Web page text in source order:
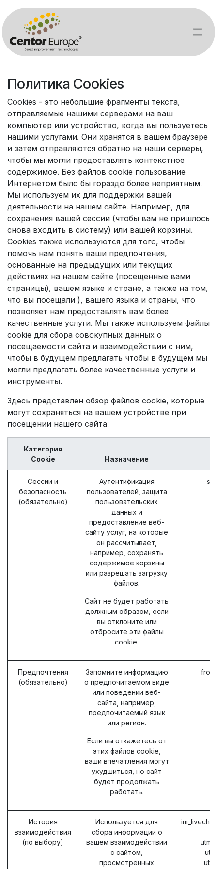
Перейти к содержимому
Политика Cookies
Cookies - это небольшие фрагменты текста,
отправляемые нашими серверами на ваш
компьютер или устройство, когда вы пользуетесь
нашими услугами. Они хранятся в вашем браузере
и затем отправляются обратно на наши серверы,
чтобы мы могли предоставлять контекстное
содержимое. Без файлов cookie пользование
Интернетом было бы гораздо более неприятным.
Мы используем их для поддержки вашей
деятельности на нашем сайте. Например, для
сохранения вашей сессии (чтобы вам не пришлось
снова входить в систему) или вашей корзины.
Cookies также используются для того, чтобы
помочь нам понять ваши предпочтения,
основанные на предыдущих или текущих
действиях на нашем сайте (посещенные вами
страницы), вашем языке и стране, а также на том,
что вы посещали ), вашего языка и страны, что
позволяет нам предоставлять вам более
качественные услуги. Мы также используем файлы
cookie для сбора совокупных данных о
посещаемости сайта и взаимодействии с ним,
чтобы в будущем предлагать чтобы в будущем мы
могли предлагать более качественные услуги и
инструменты.
Здесь представлен обзор файлов cookie, которые
могут сохраняться на вашем устройстве при
посещении нашего сайта:
Категория
Cookie
Назначение
Сессии и
безопасность
(обязательно)
Аутентификация
пользователей, защита
пользовательских
данных и
предоставление веб-
сайту услуг, на которые
он рассчитывает,
например, сохранять
содержимое корзины
или разрешать загрузку
файлов.
Сайт не будет работать
должным образом, если
вы отклоните или
отбросите эти файлы
cookie.
Предпочтения
(обязательно)
Запомните информацию
о предпочитаемом виде
или поведении веб-
сайта, например,
предпочитаемый язык
или регион.
Если вы откажетесь от
этих файлов cookie,
ваши впечатления могут
ухудшиться, но сайт
будет продолжать
работать.
История
взаимодействия
(по выбору)
Используется для
сбора информации о
вашем взаимодействии
с сайтом,
просмотренных